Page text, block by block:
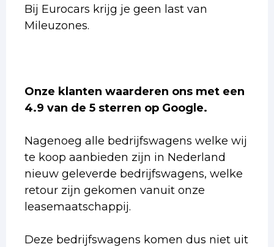
Bij Eurocars krijg je geen last van
Mileuzones.
Onze klanten waarderen ons met een
4.9 van de 5 sterren op Google.
Nagenoeg alle bedrijfswagens welke wij
te koop aanbieden zijn in Nederland
nieuw geleverde bedrijfswagens, welke
retour zijn gekomen vanuit onze
leasemaatschappij.
Deze bedrijfswagens komen dus niet uit